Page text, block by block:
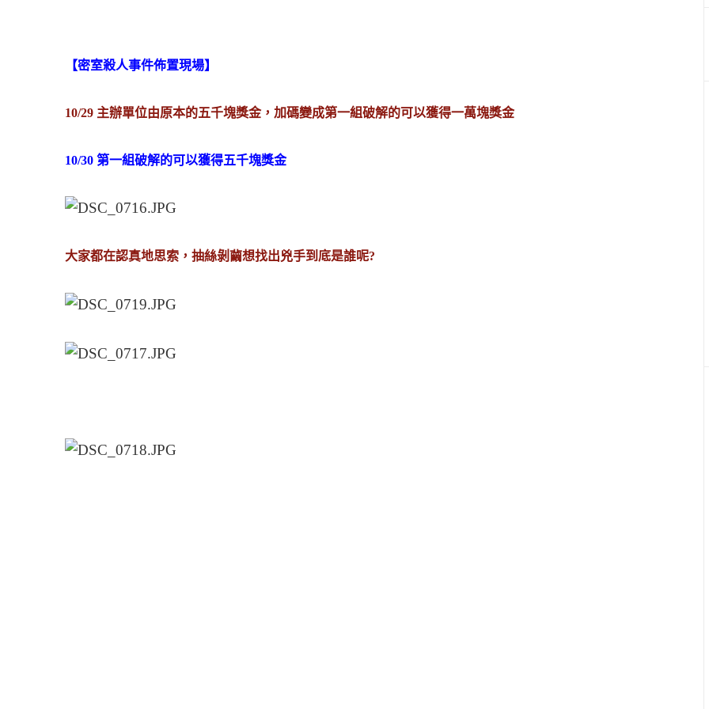
【密室殺人事件佈置現場】
10/29 主辦單位由原本的五千塊獎金，加碼變成第一組破解的可以獲得一萬塊獎金
10/30 第一組破解的可以獲得五千塊獎金
大家都在認真地思索，抽絲剝繭想找出兇手到底是誰呢?